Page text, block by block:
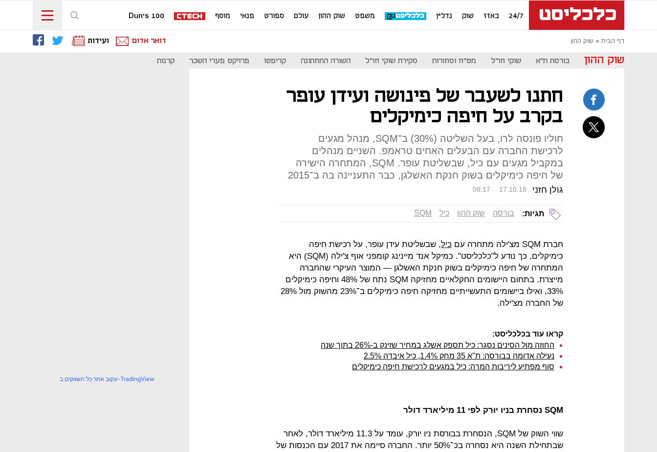
24/7 באזז שוק נדל"ן משפט שוק ההון עולם ספורט פנאי מוסף Dun's 100
דף הבית שוק ההון דואר אדום ועידות
שוק ההון בורסת ת"א שוקי חו"ל מט"ח וסחורות סקירת שוקי חו"ל השורה התחתונה קריפטו פרויקט פערי השכר קרנות
חתנו לשעבר של פינושה ועידן עופר
בקרב על חיפה כימיקלים
חוליו פונסה לרו, בעל השליטה (30%) ב־SQM, מנהל מגעים
לרכישת החברה עם הבעלים האחים טראמפ. השניים מנהלים
במקביל מגעים עם כיל, שבשליטת עופר. SQM, המתחרה הישירה
של חיפה כימיקלים בשוק חנקת האשלגן, כבר התעניינה בה ב־2015
גולן חזני 08:17 17.10.18
תגיות: בורסה שוק ההון כיל SQM
חברת SQM מצ'ילה מתחרה עם כיל, שבשליטת עידן עופר, על רכישת חיפה
כימיקלים, כך נודע ל"כלכליסט". כמיקל אנד מיינינג קומפני אוף צ'ילה (SQM) היא
המתחרה של חיפה כימיקלים בשוק חנקת האשלגן — המוצר העיקרי שהחברה
מייצרת. בתחום היישומים החקלאיים מחזיקה SQM נתח של 48% וחיפה כימיקלים
33%, ואילו ביישומים התעשייתיים מחזיקה חיפה כימיקלים ב־23% מהשוק מול 28%
של החברה מצ'ילה.
קראו עוד בכלכליסט:
החוזה מול הסינים נסגר: כיל תספק אשלג במחיר שזינק ב-26% בתוך שנה
נעילה אדומה בבורסה: ת"א 35 מחק 1.4%, כיל איבדה 2.5%
סוף מפתיע ליריבות המרה: כיל במגעים לרכישת חיפה כימיקלים
SQM נסחרת בניו יורק לפי 11 מיליארד דולר
שווי השוק של SQM, הנסחרת בבורסת ניו יורק, עומד על 11.3 מיליארד דולר, לאחר
שבתחילת השנה היא נסחרה בכ־50% יותר. החברה סיימה את 2017 עם הכנסות של
עקוב אחר כל השווקים ב-TradingView